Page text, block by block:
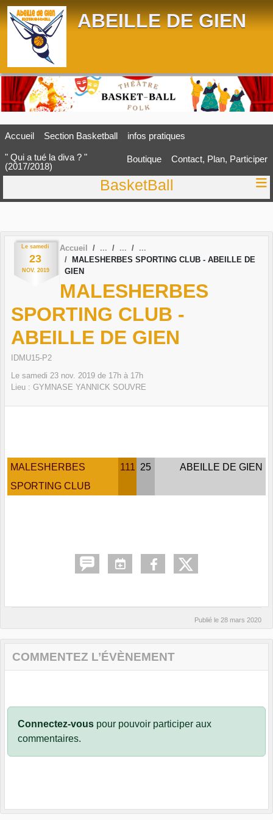
ABEILLE DE GIEN
Accueil Section Basketball infos pratiques
" Qui a tué la diva ? "
(2017/2018)
Boutique Contact, Plan, Participer
BasketBall
Le samedi
23
NOV. 2019
Accueil
MALESHERBES SPORTING CLUB - ABEILLE DE
GIEN
MALESHERBES
SPORTING CLUB -
ABEILLE DE GIEN
IDMU15-P2
Le samedi 23 nov. 2019 de 17h à 17h
Lieu : GYMNASE YANNICK SOUVRE
MALESHERBES
SPORTING CLUB
111 25 ABEILLE DE GIEN
Publié le 28 mars 2020
COMMENTEZ L’ÉVÈNEMENT
Connectez-vous pour pouvoir participer aux
commentaires.
Panneau de gestion des cookies